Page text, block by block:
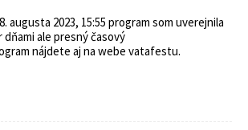
augusta 2023, 15:55 program som uverejnila
dňami ale presný časový
nájdete aj na webe vatafestu.